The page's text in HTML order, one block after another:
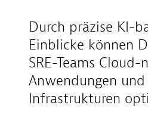
Durch präzise KI-
Einblicke können
SRE-Teams Cloud-
Anwendungen und
Infrastrukturen